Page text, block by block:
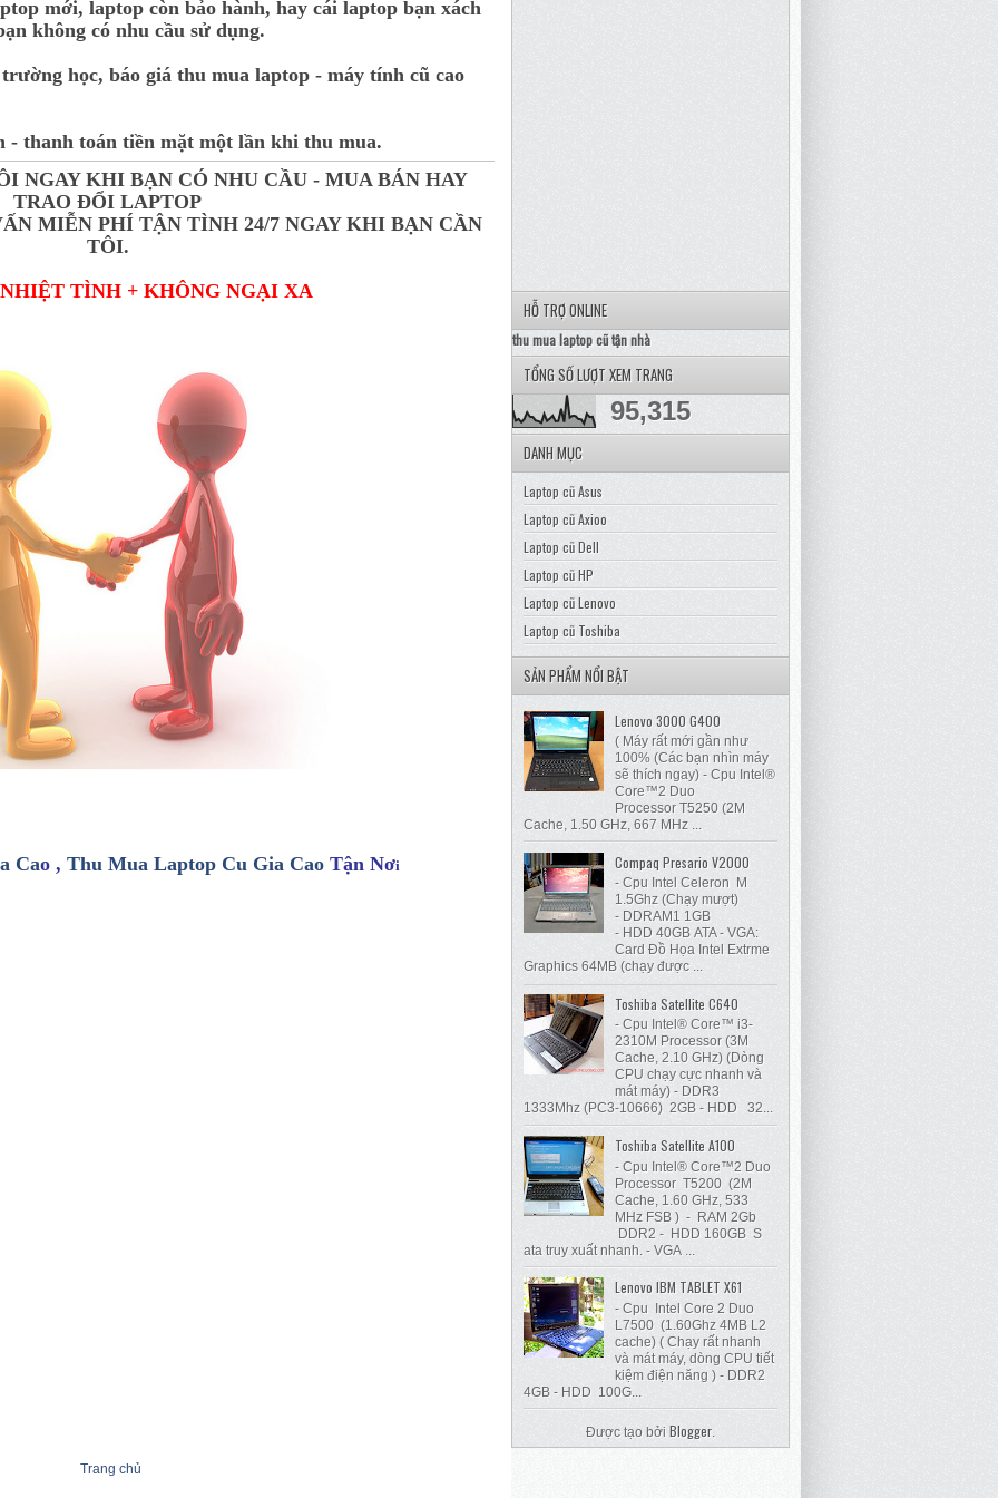
mới, laptop còn bảo hành, hay cái laptop bạn xách
không có nhu cầu sử dụng.
học, báo giá thu mua laptop - máy tính cũ cao
- thanh toán tiền mặt một lần khi thu mua.
NGAY KHI BẠN CÓ NHU CẦU - MUA BÁN HAY
TRAO ĐỔI LAPTOP
MIỄN PHÍ TẬN TÌNH 24/7 NGAY KHI BẠN CẦN
TÔI.
TÌNH + KHÔNG NGẠI XA
Cao , Thu Mua Laptop Cu Gia Cao Tận Nơi
Trang chủ
HỖ TRỢ ONLINE
thu mua laptop cũ tận nhà
TỔNG SỐ LƯỢT XEM TRANG
95,315
DANH MỤC
Laptop cũ Asus
Laptop cũ Axioo
Laptop cũ Dell
Laptop cũ HP
Laptop cũ Lenovo
Laptop cũ Toshiba
SẢN PHẨM NỔI BẬT
Lenovo 3000 G400
( Máy rất mới gần như
100% (Các bạn nhìn máy
sẽ thích ngay) - Cpu Intel®
Core™2 Duo
Processor T5250 (2M
Cache, 1.50 GHz, 667 MHz ...
Compaq Presario V2000
- Cpu Intel Celeron M
1.5Ghz (Chạy mượt)
- DDRAM1 1GB
- HDD 40GB ATA - VGA:
Card Đồ Họa Intel Extrme
Graphics 64MB (chạy được ...
Toshiba Satellite C640
- Cpu Intel® Core™ i3-
2310M Processor (3M
Cache, 2.10 GHz) (Dòng
CPU chạy cực nhanh và
mát máy) - DDR3
1333Mhz (PC3-10666) 2GB - HDD 32...
Toshiba Satellite A100
- Cpu Intel® Core™2 Duo
Processor T5200 (2M
Cache, 1.60 GHz, 533
MHz FSB ) - RAM 2Gb
DDR2 - HDD 160GB S
ata truy xuất nhanh. - VGA ...
Lenovo IBM TABLET X61
- Cpu Intel Core 2 Duo
L7500 (1.60Ghz 4MB L2
cache) ( Chạy rất nhanh
và mát máy, dòng CPU tiết
kiệm điện năng ) - DDR2
4GB - HDD 100G...
Được tạo bởi Blogger.